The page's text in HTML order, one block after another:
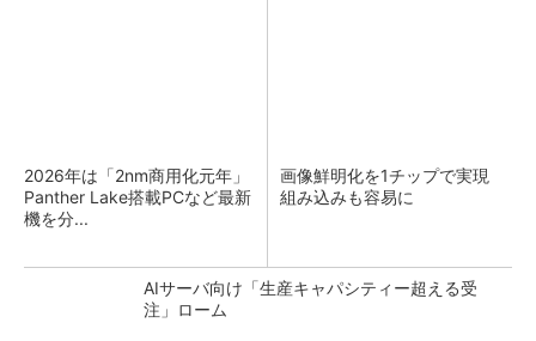
2026年は「2nm商用化元年」
Panther Lake搭載PCなど最新
機を分...
画像鮮明化を1チップで実現
組み込みも容易に
AIサーバ向け「生産キャパシティー超える受
注」ローム